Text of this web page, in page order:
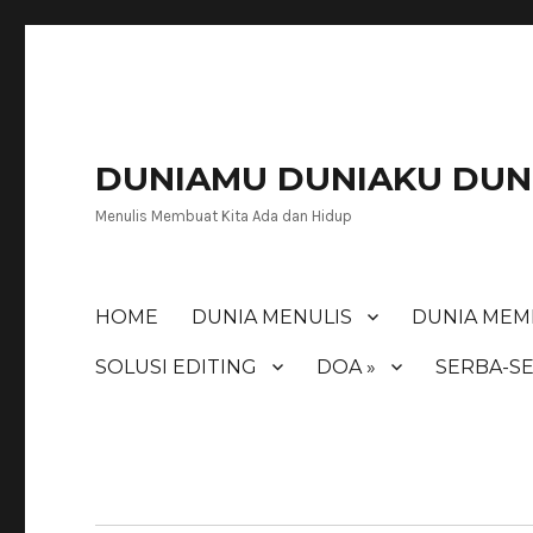
DUNIAMU DUNIAKU
Menulis Membuat Kita Ada dan Hidup
HOME DUNIA MENULIS DUNIA
SOLUSI EDITING DOA » SERBA-